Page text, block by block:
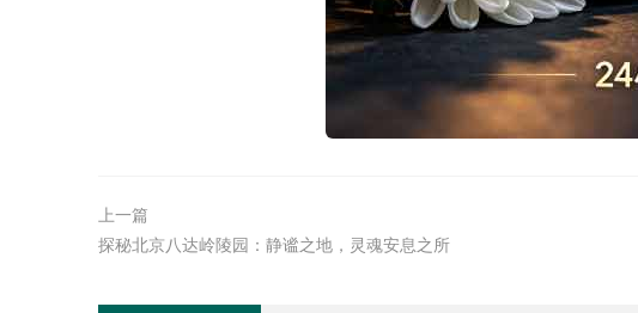
上一篇
探秘北京八达岭陵园：静谧之地，灵魂安息之所